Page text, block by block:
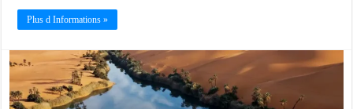
Plus d Informations »